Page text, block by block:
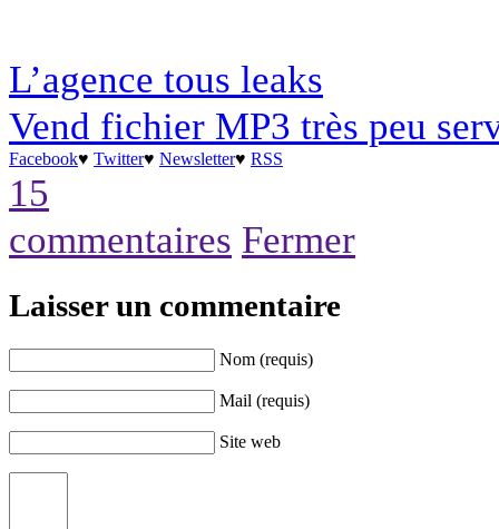
L’agence tous leaks
Vend fichier MP3 très peu
Facebook♥ Twitter♥ Newsletter♥ RSS
15
commentaires Fermer
Laisser un commentaire
Nom (requis)
Mail (requis)
Site web